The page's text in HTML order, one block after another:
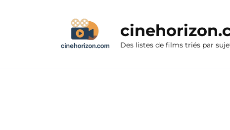
Des listes de films triés par